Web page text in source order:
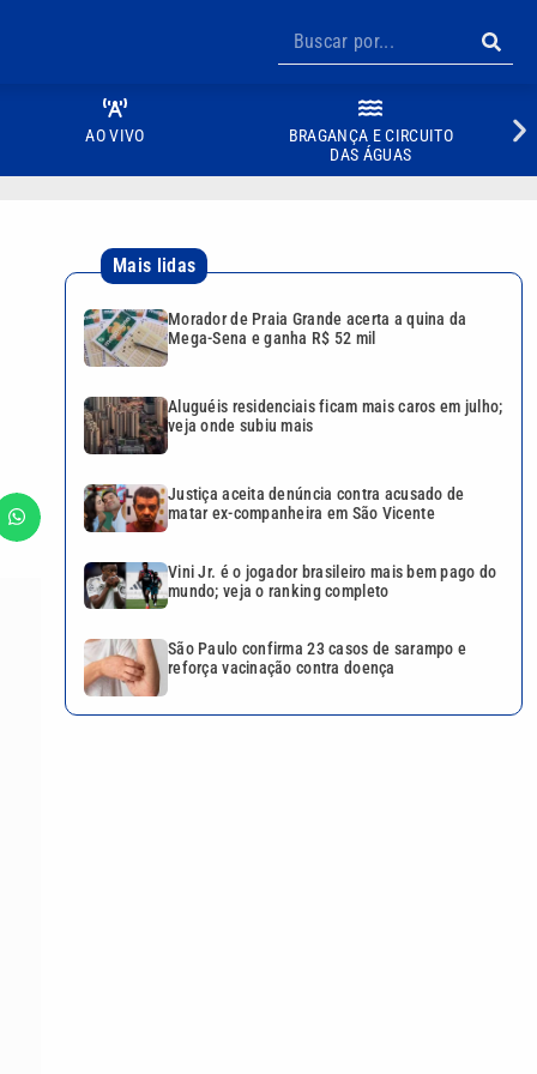
AO VIVO
BRAGANÇA E CIRCUITO
DAS ÁGUAS
Mais lidas
Morador de Praia Grande acerta a quina da
Mega-Sena e ganha R$ 52 mil
Aluguéis residenciais ficam mais caros em julho;
veja onde subiu mais
Justiça aceita denúncia contra acusado de
matar ex-companheira em São Vicente
Vini Jr. é o jogador brasileiro mais bem pago do
mundo; veja o ranking completo
São Paulo confirma 23 casos de sarampo e
reforça vacinação contra doença